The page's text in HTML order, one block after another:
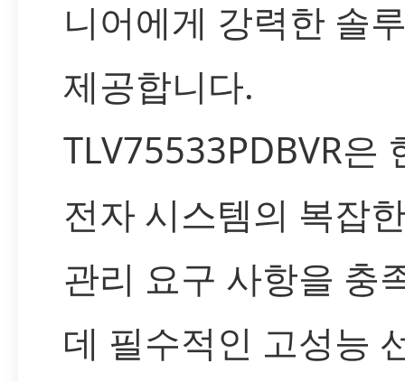
니어에게 강력한 솔
제공합니다.
TLV75533PDBVR은
전자 시스템의 복잡
관리 요구 사항을 충
데 필수적인 고성능